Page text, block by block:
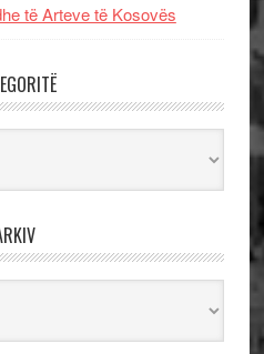
të Arteve të Kosovës